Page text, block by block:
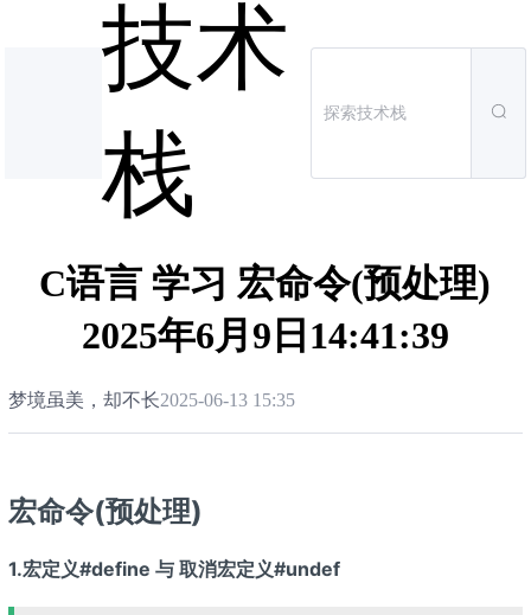
技术
栈
C语言 学习 宏命令(预处理)
2025年6月9日14:41:39
梦境虽美，却不长2025-06-13 15:35
宏命令(预处理)
1.宏定义#define 与 取消宏定义#undef